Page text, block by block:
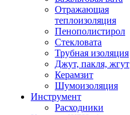
Отражающая
теплоизоляция
Пенополистирол
Стекловата
Трубная изоляция
Джут, пакля, жгут
Керамзит
Шумоизоляция
Инструмент
Расходники